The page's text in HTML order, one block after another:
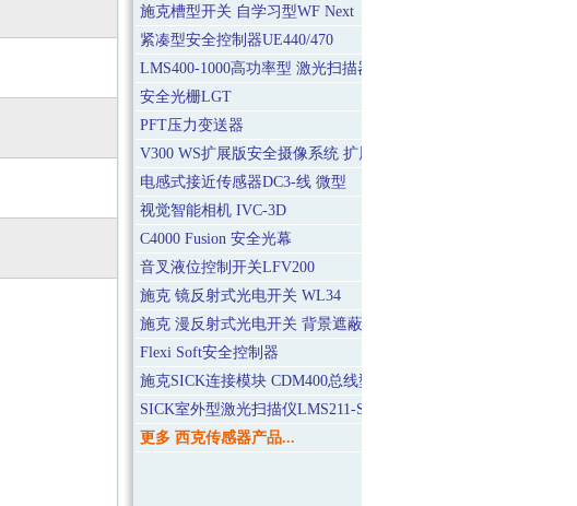
施克槽型开关 自学习型WF Next
紧凑型安全控制器UE440/470
LMS400-1000高功率型 激光扫描器
安全光栅LGT
PFT压力变送器
V300 WS扩展版安全摄像系统 扩展版安全摄像系统
电感式接近传感器DC3-线 微型
视觉智能相机 IVC-3D
C4000 Fusion 安全光幕
音叉液位控制开关LFV200
施克 镜反射式光电开关 WL34
施克 漫反射式光电开关 背景遮蔽BGS WT250（标准型）
Flexi Soft安全控制器
施克SICK连接模块 CDM400总线型
SICK室外型激光扫描仪LMS211-S14快速型
更多 西克传感器产品...